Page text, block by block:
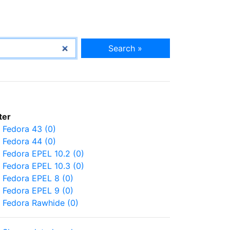
Search »
Fedora 43 (0)
Fedora 44 (0)
Fedora EPEL 10.2 (0)
Fedora EPEL 10.3 (0)
Fedora EPEL 8 (0)
Fedora EPEL 9 (0)
Fedora Rawhide (0)